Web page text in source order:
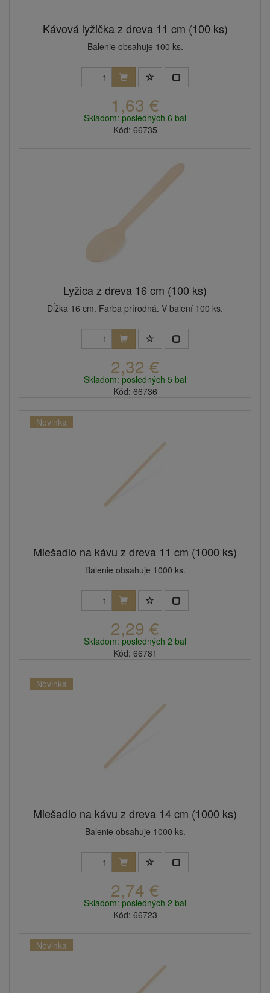
Kávová lyžička z dreva 11 cm (100 ks)
Balenie obsahuje 100 ks.
1,63 €
Skladom: posledných 6 bal
Kód: 66735
Lyžica z dreva 16 cm (100 ks)
Dĺžka 16 cm. Farba prírodná. V balení 100 ks.
2,32 €
Skladom: posledných 5 bal
Kód: 66736
Novinka
Miešadlo na kávu z dreva 11 cm (1000 ks)
Balenie obsahuje 1000 ks.
2,29 €
Skladom: posledných 2 bal
Kód: 66781
Novinka
Miešadlo na kávu z dreva 14 cm (1000 ks)
Balenie obsahuje 1000 ks.
2,74 €
Skladom: posledných 2 bal
Kód: 66723
Novinka